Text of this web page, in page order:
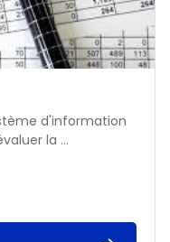
d'information
la ...